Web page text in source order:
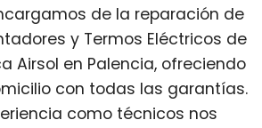
de la reparación de
y Termos Eléctricos de
Airsol en Palencia, ofreciendo
con todas las garantías.
como técnicos nos